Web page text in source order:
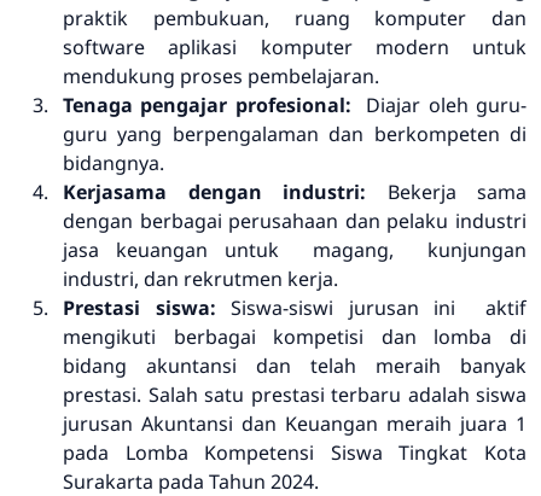
praktik pembukuan, ruang komputer dan
software aplikasi komputer modern untuk
mendukung proses pembelajaran.
Tenaga pengajar profesional: Diajar oleh guru-
guru yang berpengalaman dan berkompeten di
bidangnya.
Kerjasama dengan industri: Bekerja sama
dengan berbagai perusahaan dan pelaku industri
jasa keuangan untuk magang, kunjungan
industri, dan rekrutmen kerja.
Prestasi siswa: Siswa-siswi jurusan ini aktif
mengikuti berbagai kompetisi dan lomba di
bidang akuntansi dan telah meraih banyak
prestasi. Salah satu prestasi terbaru adalah siswa
jurusan Akuntansi dan Keuangan meraih juara 1
pada Lomba Kompetensi Siswa Tingkat Kota
Surakarta pada Tahun 2024.